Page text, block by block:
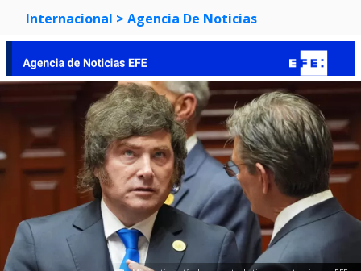
Internacional > Agencia De Noticias